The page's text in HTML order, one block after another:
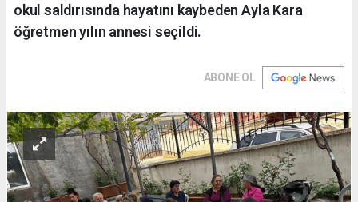
okul saldırısında hayatını kaybeden Ayla Kara
öğretmen yılın annesi seçildi.
ABONE OL